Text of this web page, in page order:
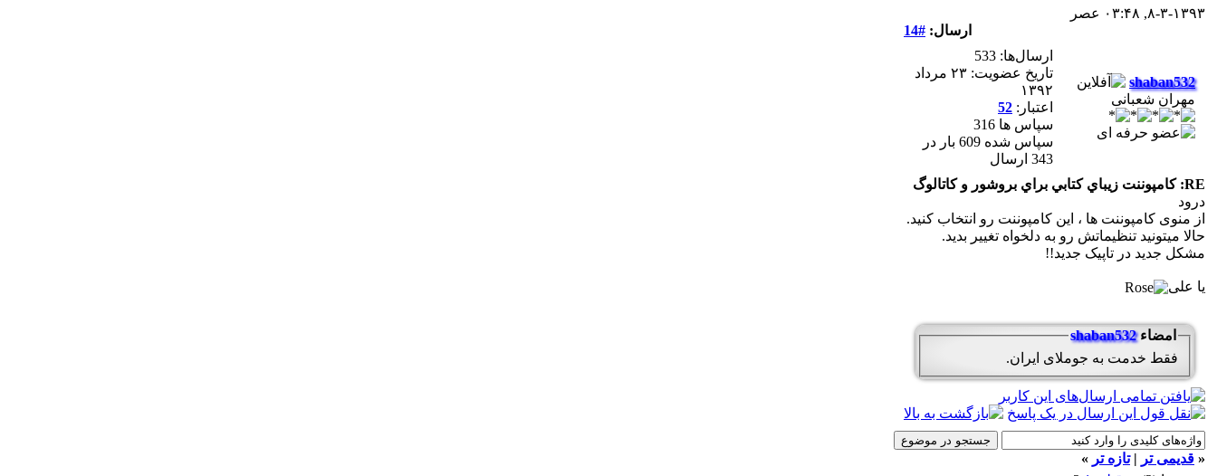
۸-۳-۱۳۹۳, ۰۳:۴۸ عصر
ارسال: #14
shaban532
مهران شعبانی
ارسال‌ها: 533
تاریخ عضویت: ۲۳ مرداد
۱۳۹۲
اعتبار: 52
سپاس ها 316
سپاس شده 609 بار در
343 ارسال
RE: کامپوننت زيباي کتابي براي بروشور و کاتالوگ
درود
از منوی کامپوننت ها ، این کامپوننت رو انتخاب کنید.
حالا میتونید تنظیماتش رو به دلخواه تغییر بدید.
مشکل جدید در تاپیک جدید!!
یا علی
امضاءshaban532
فقط خدمت به جوملای ایران.
« قدیمی تر |تازه‌ تر »